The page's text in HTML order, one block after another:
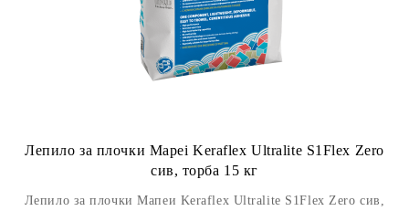
Лепило за плочки Mapei Keraflex Ultralite S1Flex Zero
сив, торба 15 кг
Лепило за плочки Мапеи Keraflex Ultralite S1Flex Zero сив,